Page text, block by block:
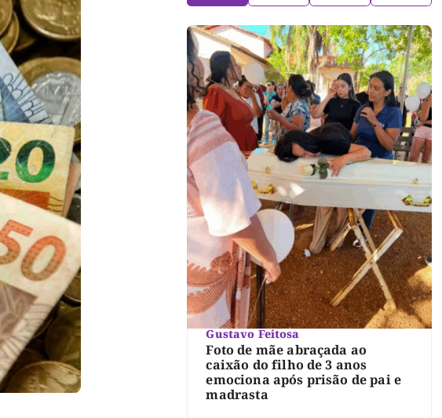
Gustavo Feitosa
Foto de mãe abraçada ao
caixão do filho de 3 anos
emociona após prisão de pai e
madrasta